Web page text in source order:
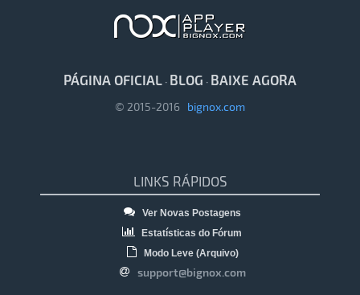
PÁGINA OFICIAL · BLOG · BAIXE AGORA
© 2015-2016 bignox.com
LINKS RÁPIDOS
Ver Novas Postagens
Estatísticas do Fórum
Modo Leve (Arquivo)
support@bignox.com